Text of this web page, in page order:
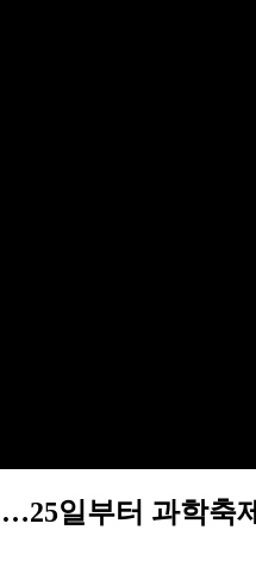
일부터 과학축제